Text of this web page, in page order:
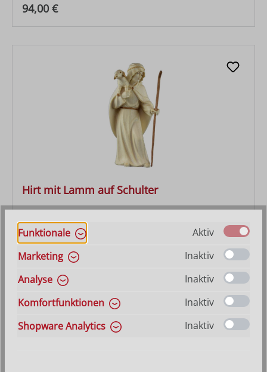
Regulärer Preis:
94,00 €
Hirt mit Lamm auf Schulter
Varianten ab27,90 €
Regulärer Preis:
47,10 €
Funktionale
Aktiv
Marketing
Inaktiv
Analyse
Inaktiv
Komfortfunktionen
Inaktiv
Shopware Analytics
Inaktiv